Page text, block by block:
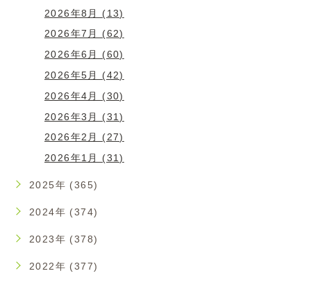
2026年8月 (13)
2026年7月 (62)
2026年6月 (60)
2026年5月 (42)
2026年4月 (30)
2026年3月 (31)
2026年2月 (27)
2026年1月 (31)
2025年 (365)
2024年 (374)
2023年 (378)
2022年 (377)